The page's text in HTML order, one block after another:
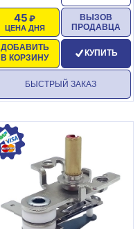
ЦЕНА ДНЯ
45
ДОБАВИТЬ
В КОРЗИНУ
ВЫЗОВ
ПРОДАВЦА
КУПИТЬ
БЫСТРЫЙ ЗАКАЗ